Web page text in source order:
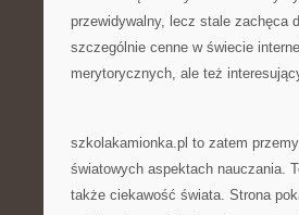
przewidywalny, lecz stale zachęca
szczególnie cenne w świecie
merytorycznych, ale też
szkolakamionka.pl to zatem
światowych aspektach nauczania.
także ciekawość świata. Strona